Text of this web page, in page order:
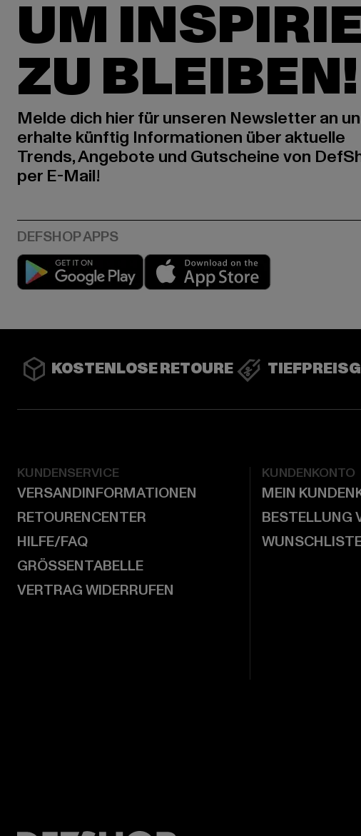
UM
ZU BLEIBEN!
Melde dich hier für unseren Newsletter an
erhalte künftig Informationen über aktuelle
Trends, Angebote und Gutscheine von
per E-Mail!
Play market
KOSTENLOSE RETOURE
KUNDENSERVICE
VERSANDINFORMATIONEN
RETOURENCENTER
HILFE/FAQ
GRÖSSENTABELLE
VERTRAG WIDERRUFEN
KUNDENKONTO
MEIN
BESTELLUNG